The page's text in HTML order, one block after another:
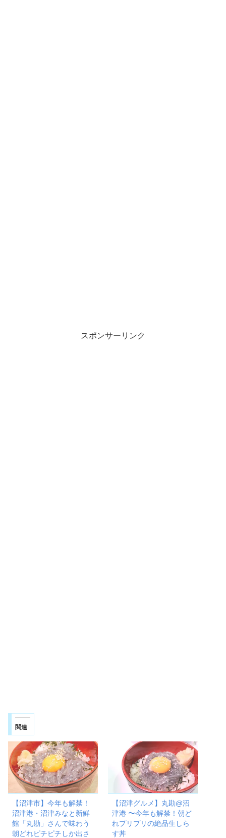
スポンサーリンク
関連
【沼津市】今年も解禁！
沼津港・沼津みなと新鮮
館「丸勘」さんで味わう
朝どれピチピチしか出さ
【沼津グルメ】丸勘@沼
津港 〜今年も解禁！朝ど
れプリプリの絶品生しら
す丼